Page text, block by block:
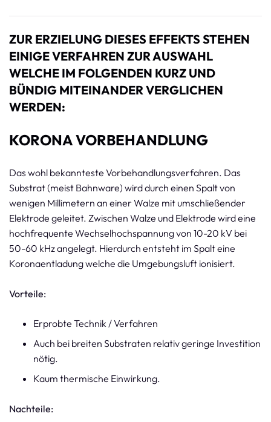
ZUR ERZIELUNG DIESES EFFEKTS STEHEN
EINIGE VERFAHREN ZUR AUSWAHL
WELCHE IM FOLGENDEN KURZ UND
BÜNDIG MITEINANDER VERGLICHEN
WERDEN:
KORONA VORBEHANDLUNG
Das wohl bekannteste Vorbehandlungsverfahren. Das
Substrat (meist Bahnware) wird durch einen Spalt von
wenigen Millimetern an einer Walze mit umschließender
Elektrode geleitet. Zwischen Walze und Elektrode wird eine
hochfrequente Wechselhochspannung von 10-20 kV bei
50-60 kHz angelegt. Hierdurch entsteht im Spalt eine
Koronaentladung welche die Umgebungsluft ionisiert.
Vorteile:
Erprobte Technik / Verfahren
Auch bei breiten Substraten relativ geringe Investition
nötig.
Kaum thermische Einwirkung.
Nachteile: